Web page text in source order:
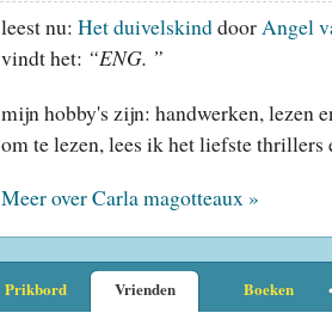
leest nu: Het duivelskinddoorAngel
vindt het: “ENG. ”
mijn hobby's zijn: handwerken, lezen
om te lezen, lees ik het liefste
Meer over Carla magotteaux »
Prikbord Vrienden Boeken